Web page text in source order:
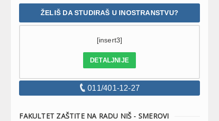
ŽELIŠ DA STUDIRAŠ U INOSTRANSTVU?
[insert3]
DETALJNIJE
011/401-12-27
FAKULTET ZAŠTITE NA RADU NIŠ - SMEROVI